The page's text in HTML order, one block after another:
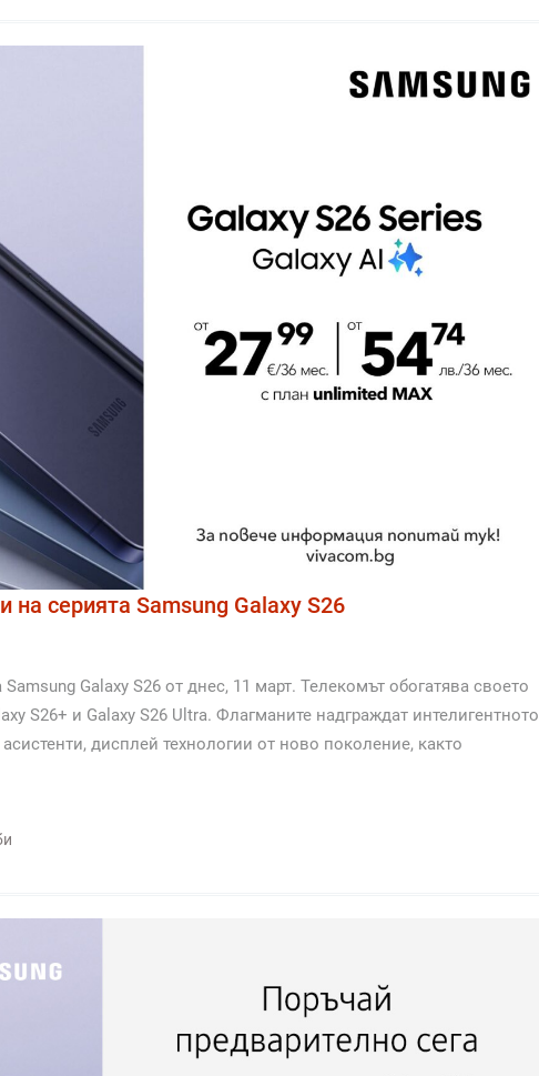
серията Samsung Galaxy S26
Galaxy S26 от днес, 11 март. Телекомът обогатява своето
S26+ и Galaxy S26 Ultra. Флагманите надграждат интелигентното
дисплей технологии от ново поколение, както